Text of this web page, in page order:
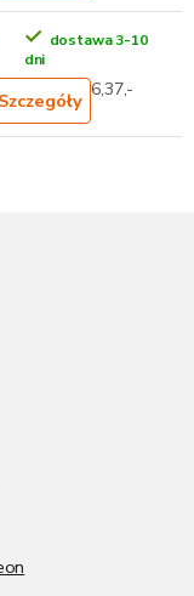
dostawa 3-10
dni
Szczegóły 6,37,-